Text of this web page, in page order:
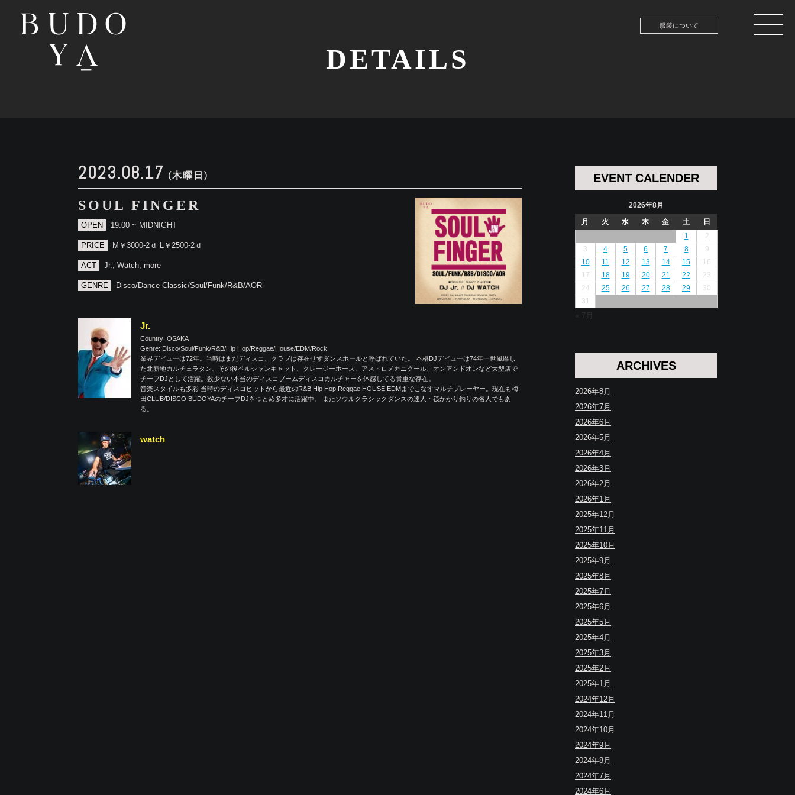
服装について
DETAILS
2023.08.17 (木曜日)
SOUL FINGER
OPEN 19:00 ~ MIDNIGHT
PRICE M￥3000-2ｄ L￥2500-2ｄ
ACT Jr., Watch, more
GENRE Disco/Dance Classic/Soul/Funk/R&B/AOR
Jr.
Country: OSAKA
Genre: Disco/Soul/Funk/R&B/Hip Hop/Reggae/House/EDM/Rock
業界デビューは72年。当時はまだディスコ、クラブは存在せずダンスホールと呼ばれていた。 本格DJデビューは74年一世風靡し
た北新地カルチェラタン、その後ペルシャンキャット、クレージーホース、アストロメカニクール、オンアンドオンなど大型店で
チーフDJとして活躍。数少ない本当のディスコブームディスコカルチャーを体感してる貴重な存在。
音楽スタイルも多彩 当時のディスコヒットから最近のR&B Hip Hop Reggae HOUSE EDMまでこなすマルチプレーヤー。現在も梅
田CLUB/DISCO BUDOYAのチーフDJをつとめ多才に活躍中。 またソウルクラシックダンスの達人・筏かかり釣りの名人でもあ
る。
watch
EVENT CALENDER
2026年8月
月
火 水 木 金 土
日
1
2
3
4 5 6 7 8
9
10
11 12 13 14 15
16
17
18 19 20 21 22
23
24
25 26 27 28 29
30
31
« 7月
ARCHIVES
2026年8月
2026年7月
2026年6月
2026年5月
2026年4月
2026年3月
2026年2月
2026年1月
2025年12月
2025年11月
2025年10月
2025年9月
2025年8月
2025年7月
2025年6月
2025年5月
2025年4月
2025年3月
2025年2月
2025年1月
2024年12月
2024年11月
2024年10月
2024年9月
2024年8月
2024年7月
2024年6月